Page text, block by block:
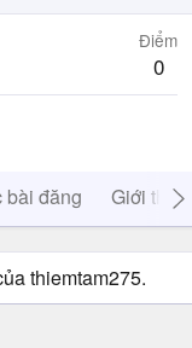
Điểm
0
bài đăng Giới thiệu
thiemtam275.